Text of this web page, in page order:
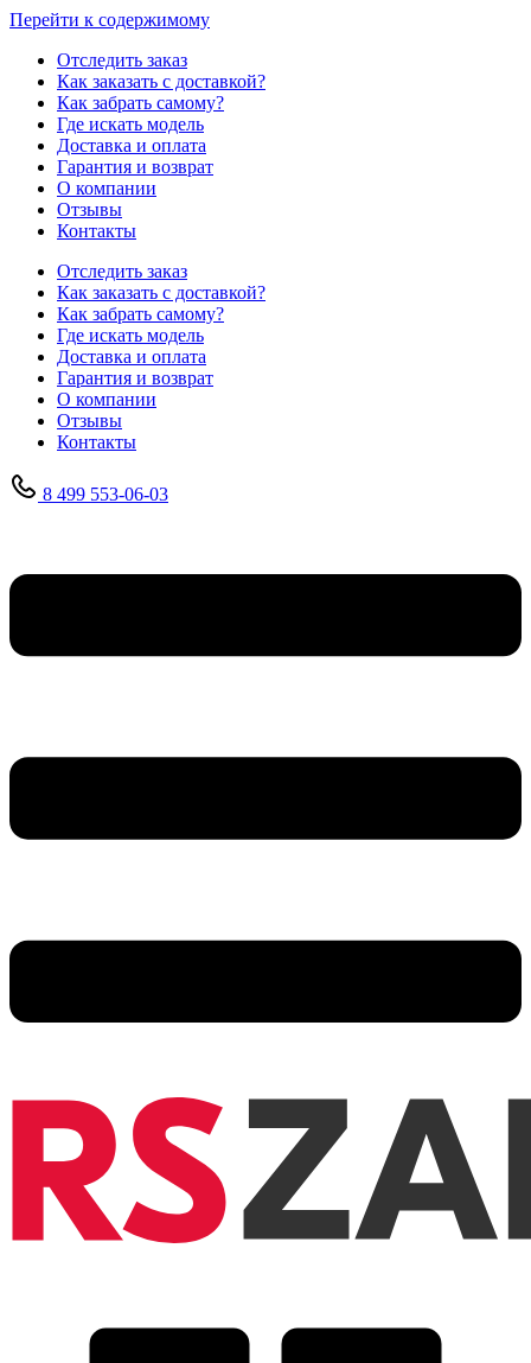
Перейти к содержимому
Отследить заказ
Как заказать с доставкой?
Как забрать самому?
Где искать модель
Доставка и оплата
Гарантия и возврат
О компании
Отзывы
Контакты
Отследить заказ
Как заказать с доставкой?
Как забрать самому?
Где искать модель
Доставка и оплата
Гарантия и возврат
О компании
Отзывы
Контакты
8 499 553-06-03